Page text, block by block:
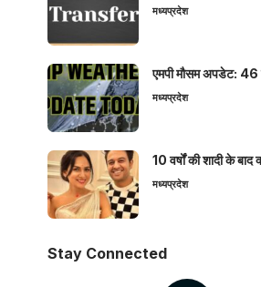
मध्यप्रदेश
एमपी मौसम अपडेट: 46
मध्यप्रदेश
10 वर्षों की शादी के
मध्यप्रदेश
Stay Connected